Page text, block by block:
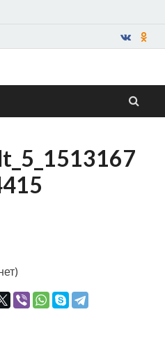
—